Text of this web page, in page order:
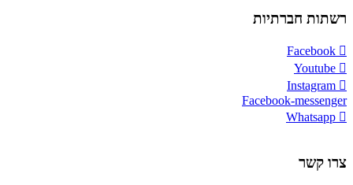
רשתות חברתיות
Facebook
Youtube
Instagram
Facebook-messenger
Whatsapp
צרו קשר